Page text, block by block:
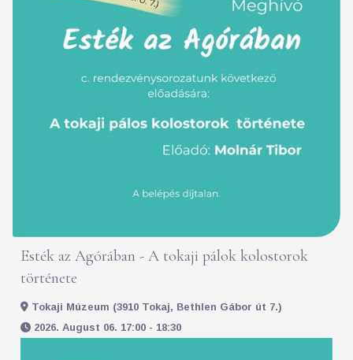
Esték az Agórában - A tokaji pálok kolostorok
története
Tokaji Múzeum (3910 Tokaj, Bethlen Gábor út 7.)
2026. August 06. 17:00 - 18:30